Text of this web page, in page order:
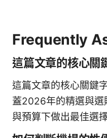
Frequently
這篇文章的核心關
這篇文章的核心關鍵
蓋2026年的精選與選
與預算下做出最佳選